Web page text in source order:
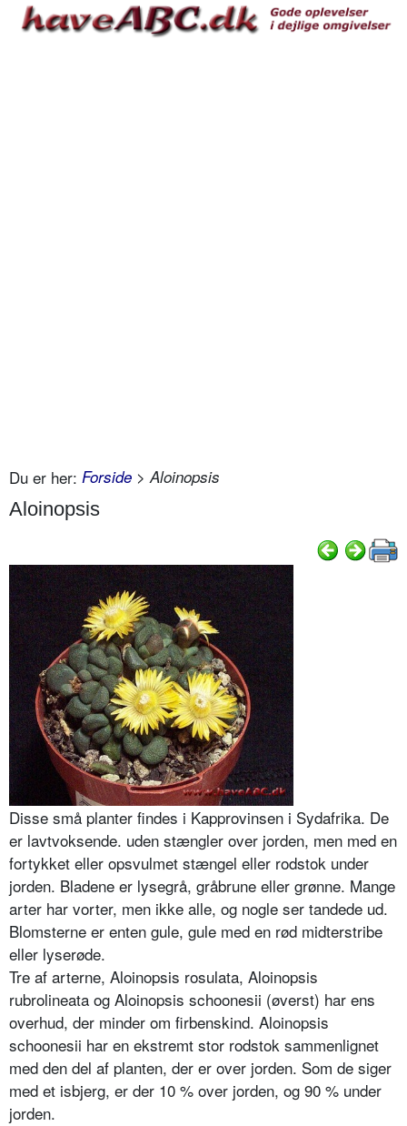
Du er her: Forside > Aloinopsis
Aloinopsis
Disse små planter findes i Kapprovinsen i Sydafrika. De
er lavtvoksende. uden stængler over jorden, men med en
fortykket eller opsvulmet stængel eller rodstok under
jorden. Bladene er lysegrå, gråbrune eller grønne. Mange
arter har vorter, men ikke alle, og nogle ser tandede ud.
Blomsterne er enten gule, gule med en rød midterstribe
eller lyserøde.
Tre af arterne, Aloinopsis rosulata, Aloinopsis
rubrolineata og Aloinopsis schoonesii (øverst) har ens
overhud, der minder om firbenskind. Aloinopsis
schoonesii har en ekstremt stor rodstok sammenlignet
med den del af planten, der er over jorden. Som de siger
med et isbjerg, er der 10 % over jorden, og 90 % under
jorden.